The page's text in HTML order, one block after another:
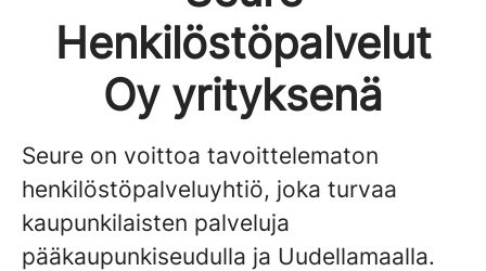
Henkilöstöpalvelut
Oy yrityksenä
Seure on voittoa tavoittelematon
henkilöstöpalveluyhtiö, joka turvaa
kaupunkilaisten palveluja
pääkaupunkiseudulla ja Uudellamaalla.